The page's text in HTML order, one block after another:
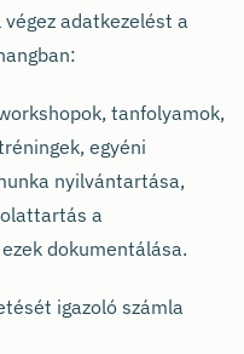
adatkezelést a
tanfolyamok,
egyéni
nyilvántartása,
a
dokumentálása.
igazoló számla